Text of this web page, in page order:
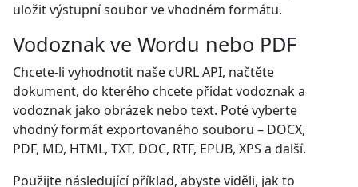
uložit výstupní soubor ve vhodném formátu.
Vodoznak ve Wordu nebo PDF
Chcete-li vyhodnotit naše cURL API, načtěte
dokument, do kterého chcete přidat vodoznak a
vodoznak jako obrázek nebo text. Poté vyberte
vhodný formát exportovaného souboru – DOCX,
PDF, MD, HTML, TXT, DOC, RTF, EPUB, XPS a další.
Použijte následující příklad, abyste viděli, jak to